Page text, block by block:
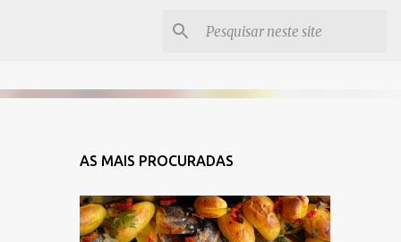
AS MAIS PROCURADAS